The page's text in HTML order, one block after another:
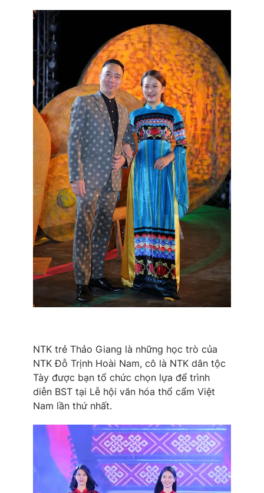
NTK trẻ Thảo Giang là những học trò của
NTK Đỗ Trịnh Hoài Nam, cô là NTK dân tộc
Tày được bạn tổ chức chọn lựa để trình
diễn BST tại Lễ hội văn hóa thổ cẩm Việt
Nam lần thứ nhất.